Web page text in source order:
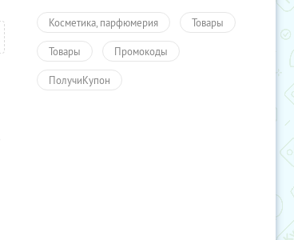
Косметика, парфюмерия Товары
Товары Промокоды
ПолучиКупон